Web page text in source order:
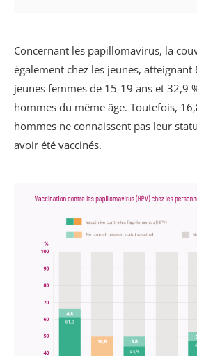
Concernant les papillomavirus, la
également chez les jeunes, atteignant
jeunes femmes de 15-19 ans et 32,9
hommes du même âge. Toutefois,
hommes ne connaissent pas leur
avoir été vaccinés.